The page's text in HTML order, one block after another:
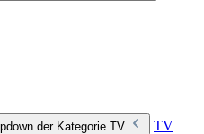
der Kategorie TV TV